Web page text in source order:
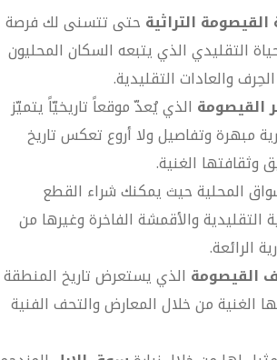
القيصومة التراثية حتى تتسنى لك فرصة
التقليدي الذي يتبعه السكان المحليون
والعادات التقليدية.
القيصومة الذي يُعدّ موقعاً تاريخيّاً يتميّز
مبهرة وتفاصيل ولا أروع تعكس تاريخ
وثقافتها الغنية.
المحلية حيث يمكنك شراء القطع
التقليدية والأقمشة الفاخرة وغيرها من
الرائعة.
القيصومة الذي يستعرض تاريخ المنطقة
الغنية من خلال المعارض والتحف الفنية